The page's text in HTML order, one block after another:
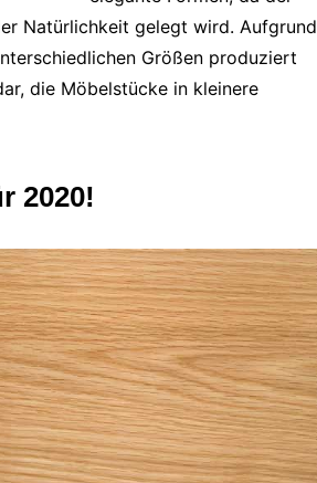
Natürlichkeit gelegt wird. Aufgrund
Größen produziert
die Möbelstücke in kleinere
2020!